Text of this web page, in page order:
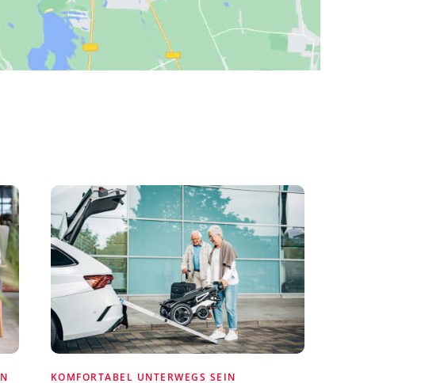
KOMFORTABEL UNTERWEGS SEIN